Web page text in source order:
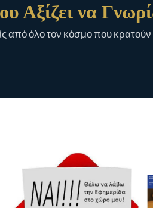
Αξίζει να
από όλο τον κόσμο που κρατούν